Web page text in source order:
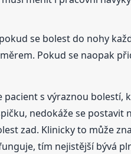
pokud se bolest do nohy
Pokud se naopak
pacient s výraznou bolestí,
nedokáže se postavit
zad. Klinicky to může
tím nejistější bývá